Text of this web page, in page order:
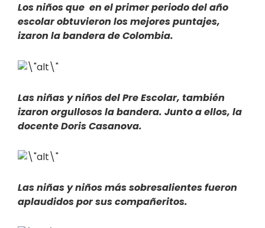
Los niños que en el primer periodo del año
escolar obtuvieron los mejores puntajes,
izaron la bandera de Colombia.
Las niñas y niños del Pre Escolar, también
izaron orgullosos la bandera. Junto a ellos, la
docente Doris Casanova.
Las niñas y niños más sobresalientes fueron
aplaudidos por sus compañeritos.